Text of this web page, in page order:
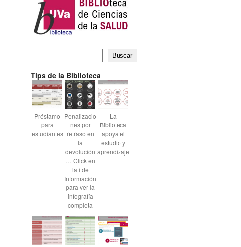
Buscar
Tips de la Biblioteca
Préstamo
para
estudiantes
Penalizacio
nes por
retraso en
la
devolución
… Click en
la i de
Información
para ver la
infografía
completa
La
Biblioteca
apoya el
estudio y
aprendizaje